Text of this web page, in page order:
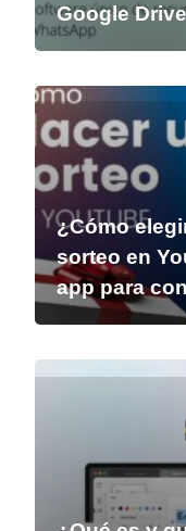
Google
¿Cómo
sorteo en
app para